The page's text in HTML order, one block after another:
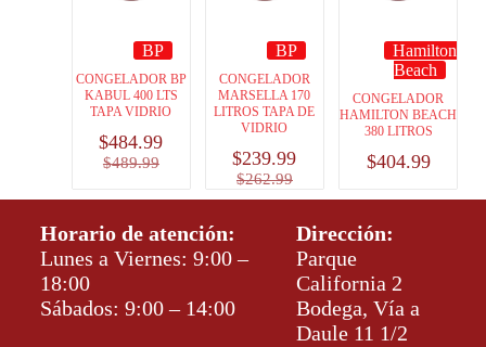
BP
CONGELADOR BP
KABUL 400 LTS
TAPA VIDRIO
$489.99
$484.99
BP
CONGELADOR
MARSELLA 170
LITROS TAPA DE
VIDRIO
$262.99
$239.99
Hamilton
Beach
CONGELADOR
HAMILTON BEACH
380 LITROS
$404.99
Horario de atención:
Lunes a Viernes: 9:00 –
18:00
Sábados: 9:00 – 14:00
Dirección:
Parque
California 2
Bodega, Vía a
Daule 11 1/2